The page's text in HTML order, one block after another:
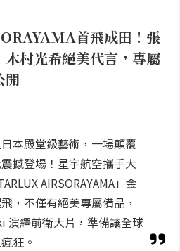
首飛成田！張
村光希絕美代言，專屬
開
本殿堂級藝術，一場顛覆
撼登場！星宇航空攜手大
AIRSORAYAMA」金
，不僅有絕美專屬備品，
演繹前衛大片，準備讓全球
狂。